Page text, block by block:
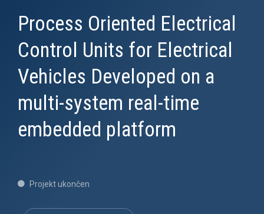
Process Oriented Electrical
Control Units for Electrical
Vehicles Developed on a
multi-system real-time
embedded platform
Projekt ukončen